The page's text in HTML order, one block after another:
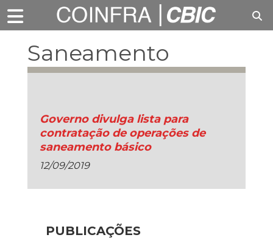
Saneamento
básico
Governo divulga lista para
contratação de operações de
saneamento básico
12/09/2019
PUBLICAÇÕES